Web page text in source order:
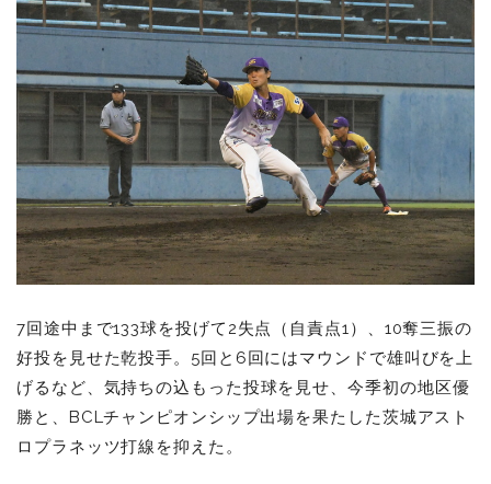
7回途中まで133球を投げて2失点（自責点1）、10奪三振の
好投を見せた乾投手。5回と6回にはマウンドで雄叫びを上
げるなど、気持ちの込もった投球を見せ、今季初の地区優
勝と、BCLチャンピオンシップ出場を果たした茨城アスト
ロプラネッツ打線を抑えた。